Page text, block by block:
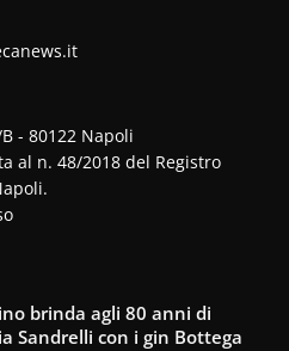
- 80122 Napoli
al n. 48/2018 del Registro
brinda agli 80 anni di
Sandrelli con i gin Bottega